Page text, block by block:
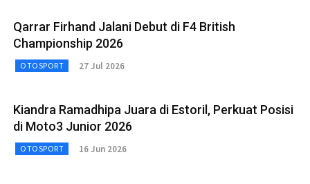
Qarrar Firhand Jalani Debut di F4 British
Championship 2026
OTOSPORT 27 Jul 2026
Kiandra Ramadhipa Juara di Estoril, Perkuat Posisi
di Moto3 Junior 2026
OTOSPORT 16 Jun 2026